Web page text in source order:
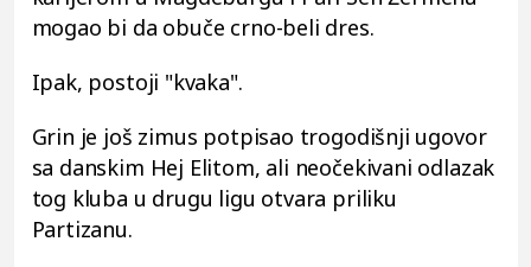
mogao bi da obuče crno-beli dres.
Ipak, postoji "kvaka".
Grin je još zimus potpisao trogodišnji ugovor
sa danskim Hej Elitom, ali neočekivani odlazak
tog kluba u drugu ligu otvara priliku
Partizanu.